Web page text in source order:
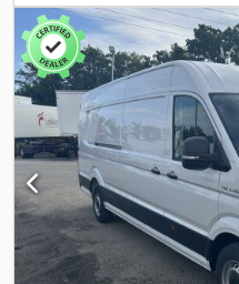
, طول مساحة التحميل:4.120 مم
,
, ارتفاع مساحة التحميل:1.980 مم
,
معدات:قفل مركزي ,